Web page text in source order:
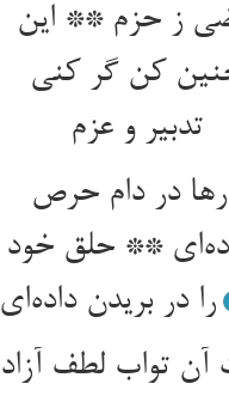
ز حزم ** این
کن گر کنی
تدبیر و عزم
در دام حرص
** حلق خود
را در بریدن داده‌ای
آن تواب لطف آزاد